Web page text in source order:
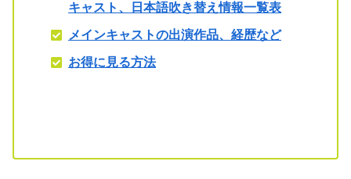
キャスト、日本語吹き替え情報一覧表
メインキャストの出演作品、経歴など
お得に見る方法